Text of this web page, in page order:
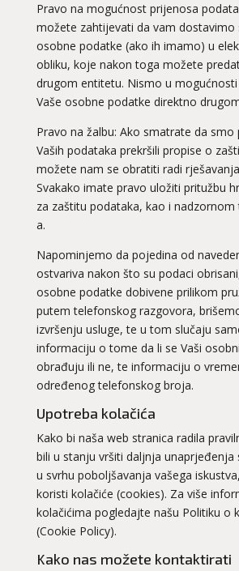
Pravo na mogućnost prijenosa
možete zahtijevati da vam dostavimo
osobne podatke (ako ih imamo) u
obliku, koje nakon toga možete
drugom entitetu. Nismo u
Vaše osobne podatke direktno
Pravo na žalbu: Ako smatrate da smo
Vaših podataka prekršili propise o
možete nam se obratiti radi
Svakako imate pravo uložiti pritužbu
za zaštitu podataka, kao i nadzornom
a.
Napominjemo da pojedina od
ostvariva nakon što su podaci
osobne podatke dobivene prilikom
putem telefonskog razgovora,
izvršenju usluge, te u tom slučaju
informaciju o tome da li se Vaši
obrađuju ili ne, te informaciju o
određenog telefonskog broja.
Upotreba kolačića
Kako bi naša web stranica radila
bili u stanju vršiti daljnja unaprjeđenja
u svrhu poboljšavanja vašega
koristi kolačiće (cookies). Za više
kolačićima pogledajte našu Politiku o
(Cookie Policy).
Kako nas možete kontaktirati
NIVES
/ Kod 20
Ljubavni savjetnik je
TEHNIKE:ljubavna očekivanja, smjer u
Broj tel: 064/600-600
tel:0,93€ - mob:1,12€
SANJA/ Kod 07
Ljubavni savjetnik je
TEHNIKE:ljubav, brak
Broj tel: 064/600-600
tel:0,93€ - mob:1,12€ min